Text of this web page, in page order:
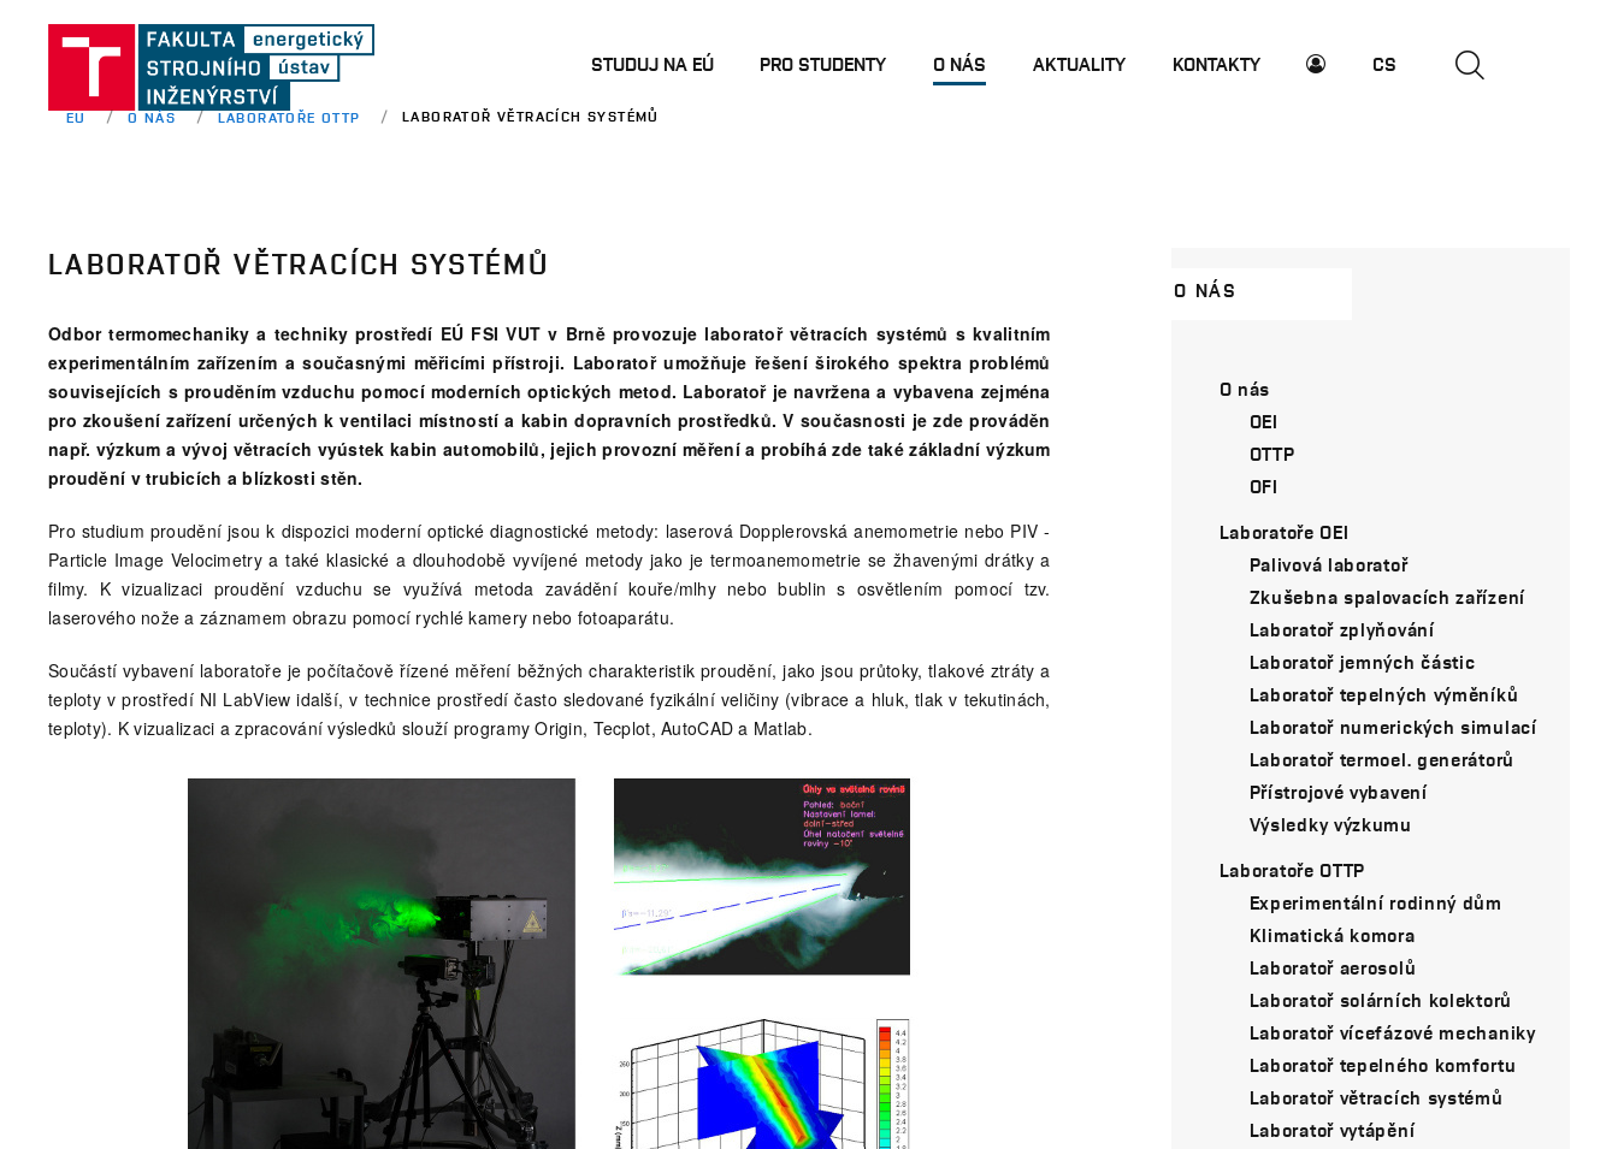
STUDUJ NA EÚ PRO STUDENTY O NÁS AKTUALITY KONTAKTY CS
EU O NÁS LABORATOŘE OTTP LABORATOŘ VĚTRACÍCH SYSTÉMŮ
LABORATOŘ VĚTRACÍCH SYSTÉMŮ
Odbor termomechaniky a techniky prostředí EÚ FSI VUT v Brně provozuje laboratoř větracích systémů s kvalitním
experimentálním zařízením a současnými měřicími přístroji. Laboratoř umožňuje řešení širokého spektra problémů
souvisejících s prouděním vzduchu pomocí moderních optických metod. Laboratoř je navržena a vybavena zejména
pro zkoušení zařízení určených k ventilaci místností a kabin dopravních prostředků. V současnosti je zde prováděn
např. výzkum a vývoj větracích vyústek kabin automobilů, jejich provozní měření a probíhá zde také základní výzkum
proudění v trubicích a blízkosti stěn.
Pro studium proudění jsou k dispozici moderní optické diagnostické metody: laserová Dopplerovská anemometrie nebo PIV -
Particle Image Velocimetry a také klasické a dlouhodobě vyvíjené metody jako je termoanemometrie se žhavenými drátky a
filmy. K vizualizaci proudění vzduchu se využívá metoda zavádění kouře/mlhy nebo bublin s osvětlením pomocí tzv.
laserového nože a záznamem obrazu pomocí rychlé kamery nebo fotoaparátu.
Součástí vybavení laboratoře je počítačově řízené měření běžných charakteristik proudění, jako jsou průtoky, tlakové ztráty a
teploty v prostředí NI LabView idalší, v technice prostředí často sledované fyzikální veličiny (vibrace a hluk, tlak v tekutinách,
teploty). K vizualizaci a zpracování výsledků slouží programy Origin, Tecplot, AutoCAD a Matlab.
O NÁS
O nás
OEI
OTTP
OFI
Laboratoře OEI
Palivová laboratoř
Zkušebna spalovacích zařízení
Laboratoř zplyňování
Laboratoř jemných částic
Laboratoř tepelných výměníků
Laboratoř numerických simulací
Laboratoř termoel. generátorů
Přístrojové vybavení
Výsledky výzkumu
Laboratoře OTTP
Experimentální rodinný dům
Klimatická komora
Laboratoř aerosolů
Laboratoř solárních kolektorů
Laboratoř vícefázové mechaniky
Laboratoř tepelného komfortu
Laboratoř větracích systémů
Laboratoř vytápění